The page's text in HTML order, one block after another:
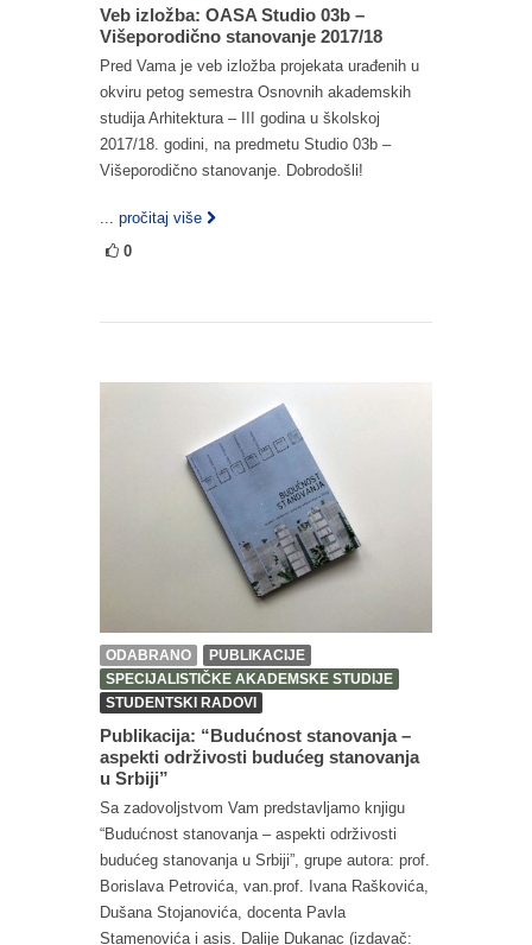
Veb izložba: OASA Studio 03b –
Višeporodično stanovanje 2017/18
Pred Vama je veb izložba projekata urađenih u
okviru petog semestra Osnovnih akademskih
studija Arhitektura – III godina u školskoj
2017/18. godini, na predmetu Studio 03b –
Višeporodično stanovanje. Dobrodošli!
... pročitaj više
0
ODABRANO
PUBLIKACIJE
SPECIJALISTIČKE AKADEMSKE STUDIJE
STUDENTSKI RADOVI
Publikacija: “Budućnost stanovanja –
aspekti održivosti budućeg stanovanja
u Srbiji”
Sa zadovoljstvom Vam predstavljamo knjigu
“Budućnost stanovanja – aspekti održivosti
budućeg stanovanja u Srbiji”, grupe autora: prof.
Borislava Petrovića, van.prof. Ivana Raškovića,
Dušana Stojanovića, docenta Pavla
Stamenovića i asis. Dalije Dukanac (izdavač: